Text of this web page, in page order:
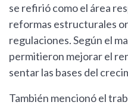
se refirió como el área
reformas estructurales
regulaciones. Según el
permitieron mejorar el
sentar las bases del
También mencionó el